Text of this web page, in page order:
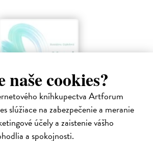
cookies?
kníhkupectva Artforum
slúžiace na zabezpečenie a meranie
účely a zaistenie vášho
a spokojnosti.